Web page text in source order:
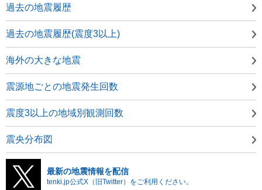
過去の地震履歴
過去の地震履歴(震度3以上)
海外の大きな地震
震源地ごとの地震発生回数
震度3以上の地域別観測回数
震央分布図
最新の地震情報を配信
tenki.jp公式X（旧Twitter）をご利用ください。